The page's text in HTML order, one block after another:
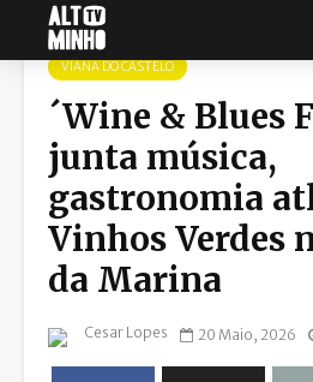
VIANA DO CASTELO
´Wine & Blues
junta música,
gastronomia
Vinhos Verdes
da Marina
Cesar Lopes 20 Maio, 2026